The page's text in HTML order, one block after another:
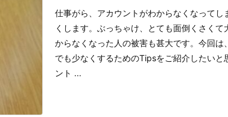
仕事がら、アカウントがわからなくなってし
くします。ぶっちゃけ、とても面倒くさくて
からなくなった人の被害も甚大です。今回は
でも少なくするためのTipsをご紹介したいと
ント ...